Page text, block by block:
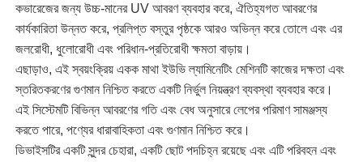
কভারেজের জন্য উচ্চ-মানের UV আবরণ ব্যবহার করে, ঐতিহ্যগত আবরণের
কার্যকারিতা উন্নত করে, প্রলিপ্ত বস্তুর পৃষ্ঠকে আরও অভিন্ন করে তোলে এবং এর
জলরোধী, ধুলোরোধী এবং পরিধান-প্রতিরোধী ক্ষমতা বাড়ায়।
এছাড়াও, এই স্বয়ংক্রিয় একক মাথা ইউভি ল্যামিনেটিং মেশিনটি কাজের দক্ষতা এবং
স্তরিতকরণের গুণমান নিশ্চিত করতে একটি নির্ভুল নিয়ন্ত্রণ ব্যবস্থা ব্যবহার করে।
এই সিস্টেমটি বিভিন্ন আবরণের গতি এবং বেধ অনুসারে লেপের পরিমাণ সামঞ্জস্য
করতে পারে, পণ্যের ধারাবাহিকতা এবং গুণমান নিশ্চিত করে।
ডিভাইসটির একটি সুন্দর চেহারা, একটি ছোট পদচিহ্ন রয়েছে এবং এটি পরিবহন এবং